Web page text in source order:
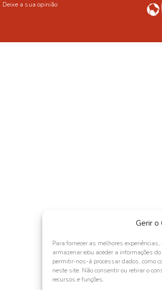
Gerir o
Para fornecer as melhores
armazenar e/ou aceder a informações
permitir-nos-á processar dados, como
neste site. Não consentir ou retirar o
recursos e funções.
Deixe a sua opinião